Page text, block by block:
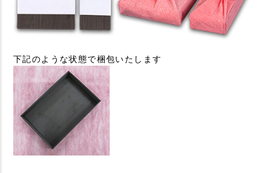
下記のような状態で梱包いたします